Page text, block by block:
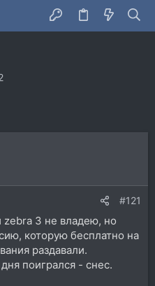
#121
zebra 3 не владею, но
которую бесплатно на
раздавали.
поигрался - снес.